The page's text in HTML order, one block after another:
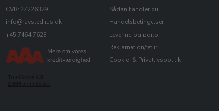
CVR: 27226329
info@ravstedhus.dk
+45 7464 7628
Sådan handler du
Handelsbetingelser
Levering og porto
Reklamation/retur
Cookie- & Privatlivspolitik